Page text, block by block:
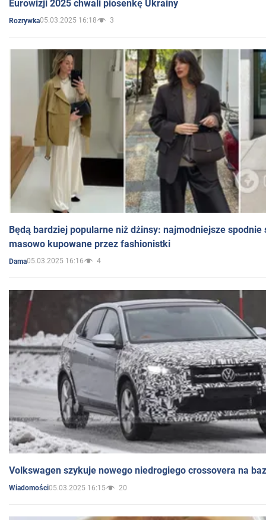
Eurowizji 2025 chwali piosenkę Ukrainy
Rozrywka05.03.2025 16:18 3
Będą bardziej popularne niż dżinsy: najmodniejsze spodnie
masowo kupowane przez fashionistki
Dama05.03.2025 16:16 4
Volkswagen szykuje nowego niedrogiego crossovera na
Wiadomości05.03.2025 16:15 20